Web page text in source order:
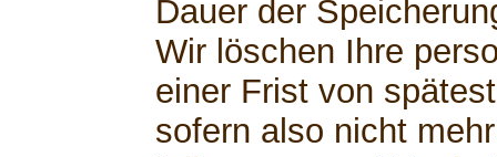
Dauer der
Wir löschen Ihre
einer Frist von
sofern also nicht